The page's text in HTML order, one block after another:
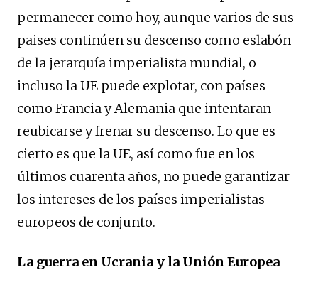
permanecer como hoy, aunque varios de sus
paises continúen su descenso como eslabón
de la jerarquía imperialista mundial, o
incluso la UE puede explotar, con países
como Francia y Alemania que intentaran
reubicarse y frenar su descenso. Lo que es
cierto es que la UE, así como fue en los
últimos cuarenta años, no puede garantizar
los intereses de los países imperialistas
europeos de conjunto.
La guerra en Ucrania y la Unión Europea